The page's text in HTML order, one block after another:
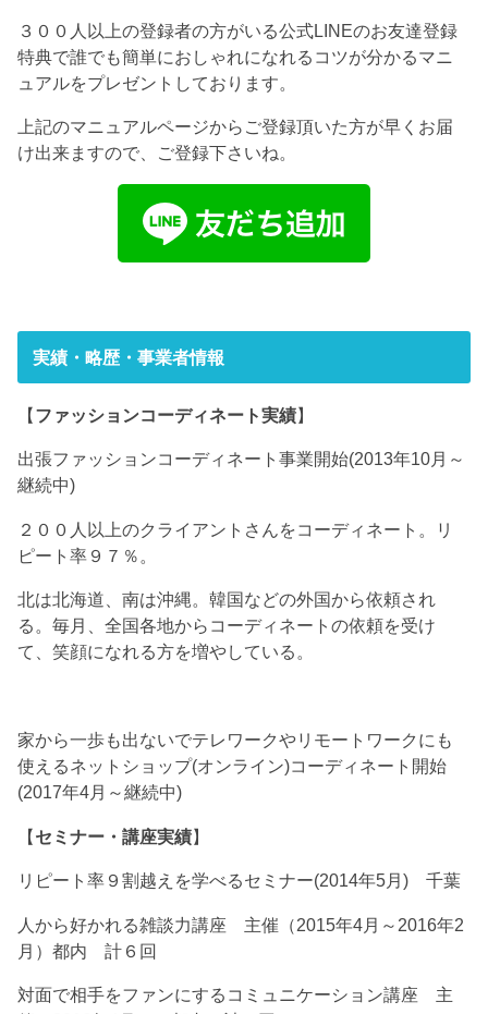
３００人以上の登録者の方がいる公式LINEのお友達登録
特典で誰でも簡単におしゃれになれるコツが分かるマニ
ュアルをプレゼントしております。
上記のマニュアルページからご登録頂いた方が早くお届
け出来ますので、ご登録下さいね。
実績・略歴・事業者情報
【ファッションコーディネート実績】
出張ファッションコーディネート事業開始(2013年10月～
継続中)
２００人以上のクライアントさんをコーディネート。リ
ピート率９７％。
北は北海道、南は沖縄。韓国などの外国から依頼され
る。毎月、全国各地からコーディネートの依頼を受け
て、笑顔になれる方を増やしている。
家から一歩も出ないでテレワークやリモートワークにも
使えるネットショップ(オンライン)コーディネート開始
(2017年4月～継続中)
【セミナー・講座実績】
リピート率９割越えを学べるセミナー(2014年5月) 千葉
人から好かれる雑談力講座 主催（2015年4月～2016年2
月）都内 計６回
対面で相手をファンにするコミュニケーション講座 主